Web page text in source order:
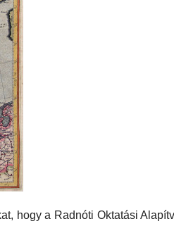
hogy a Radnóti Oktatási